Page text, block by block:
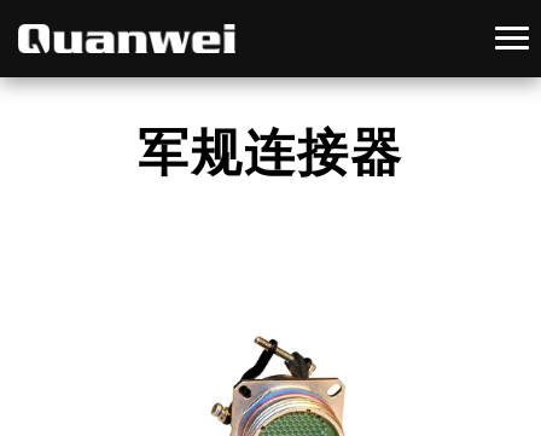
军规连接器